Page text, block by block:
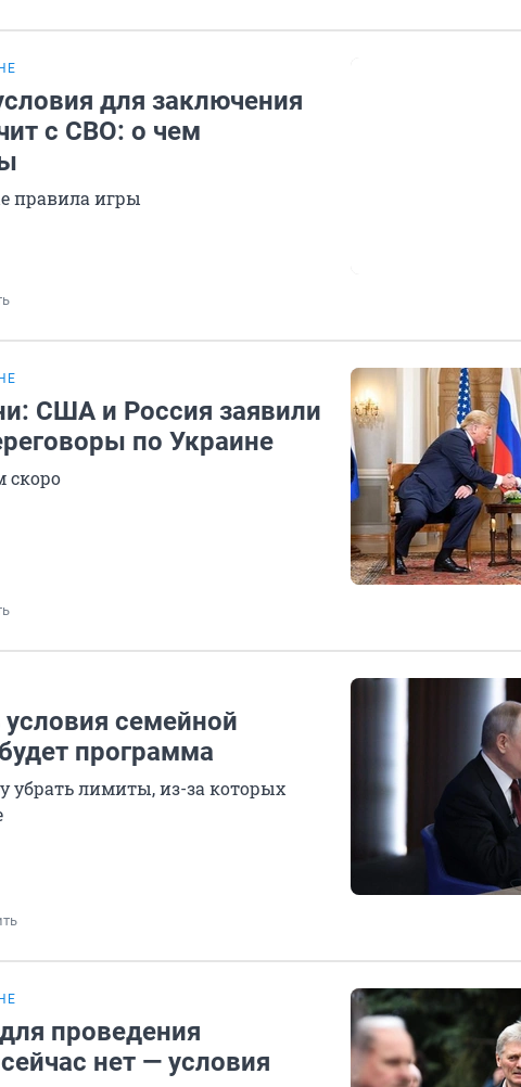
для заключения
с СВО: о чем
правила игры
США и Россия заявили
по Украине
скоро
семейной
программа
лимиты, из-за которых
проведения
нет — условия